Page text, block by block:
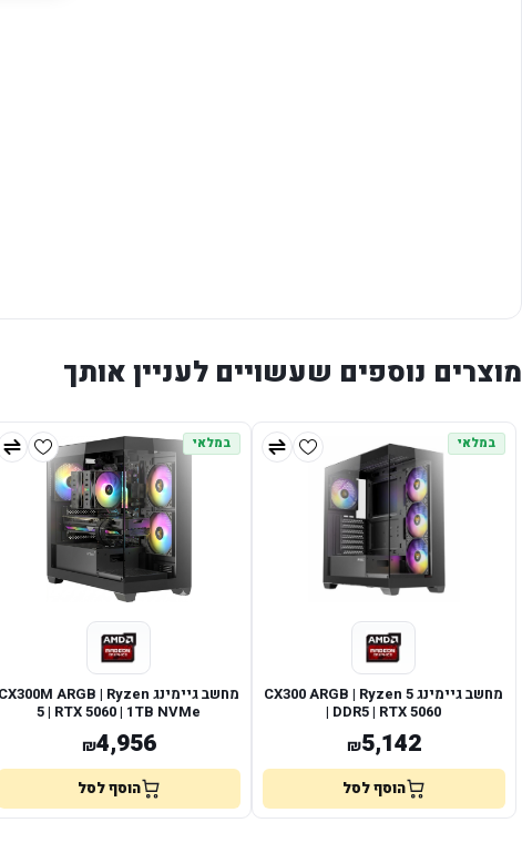
מוצרים נוספים שעשויים לעניין אותך
במלאי
מחשב גיימינג CX300 ARGB | Ryzen 5
| DDR5 | RTX 5060
₪5,142
הוסף לסל
במלאי
מחשב גיימינג CX300M ARGB | Ryzen
5 | RTX 5060 | 1TB NVMe
₪4,956
הוסף לסל